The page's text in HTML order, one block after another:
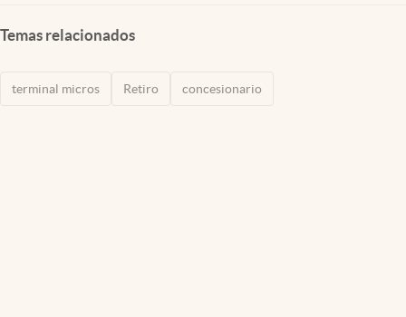
Temas relacionados
terminal micros Retiro concesionario